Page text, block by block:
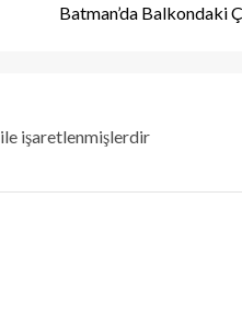
Batman’da Balkondaki
ile işaretlenmişlerdir